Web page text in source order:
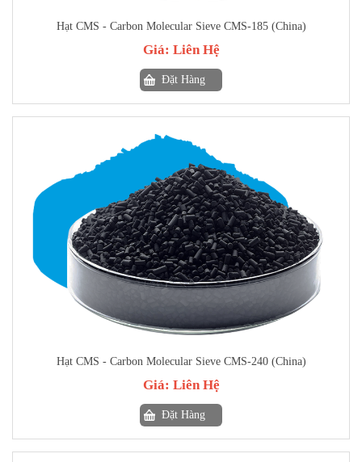
Hạt CMS - Carbon Molecular Sieve CMS-185 (China)
Giá: Liên Hệ
Đặt Hàng
Hạt CMS - Carbon Molecular Sieve CMS-240 (China)
Giá: Liên Hệ
Đặt Hàng